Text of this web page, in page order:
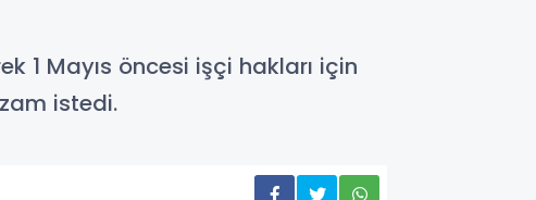
1 Mayıs öncesi işçi hakları için
istedi.